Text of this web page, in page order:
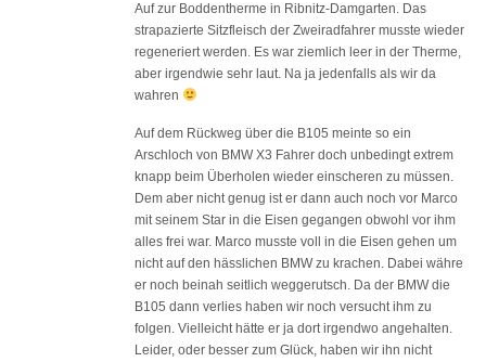
Auf zur Boddentherme in Ribnitz-Damgarten. Das
strapazierte Sitzfleisch der Zweiradfahrer musste wieder
regeneriert werden. Es war ziemlich leer in der Therme,
aber irgendwie sehr laut. Na ja jedenfalls als wir da
wahren
Auf dem Rückweg über die B105 meinte so ein
Arschloch von BMW X3 Fahrer doch unbedingt extrem
knapp beim Überholen wieder einscheren zu müssen.
Dem aber nicht genug ist er dann auch noch vor Marco
mit seinem Star in die Eisen gegangen obwohl vor ihm
alles frei war. Marco musste voll in die Eisen gehen um
nicht auf den hässlichen BMW zu krachen. Dabei währe
er noch beinah seitlich weggerutsch. Da der BMW die
B105 dann verlies haben wir noch versucht ihm zu
folgen. Vielleicht hätte er ja dort irgendwo angehalten.
Leider, oder besser zum Glück, haben wir ihn nicht